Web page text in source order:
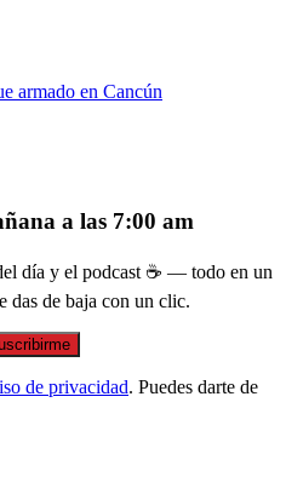
armado en Cancún
a las 7:00 am
día y el podcast ☕ — todo en un
das de baja con un clic.
de privacidad. Puedes darte de